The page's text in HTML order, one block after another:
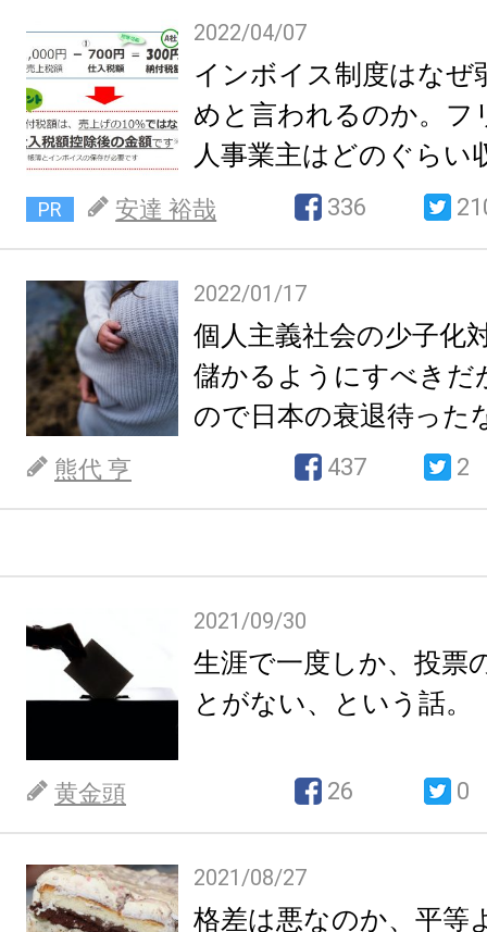
2022/04/07
インボイス制度はなぜ
めと言われるのか。フ
人事業主はどのぐらい
まうのか。
PR 安達 裕哉 336
2022/01/17
個人主義社会の少子化
儲かるようにすべきだ
ので日本の衰退待った
熊代 亨 437 2
2021/09/30
生涯で一度しか、投票
とがない、という話。
黄金頭 26 0
2021/08/27
格差は悪なのか、平等